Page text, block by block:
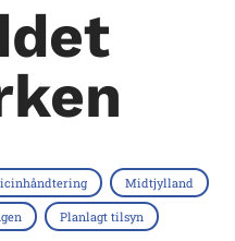
Midtjylland
Planlagt tilsyn